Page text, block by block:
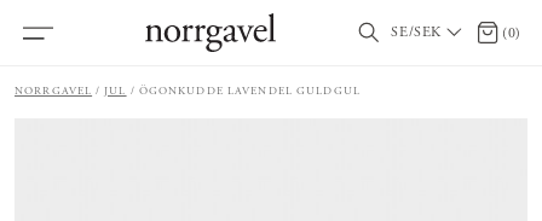
SE/SEK 0 (0)
NORRGAVEL JUL ÖGONKUDDE LAVENDEL GULDGUL